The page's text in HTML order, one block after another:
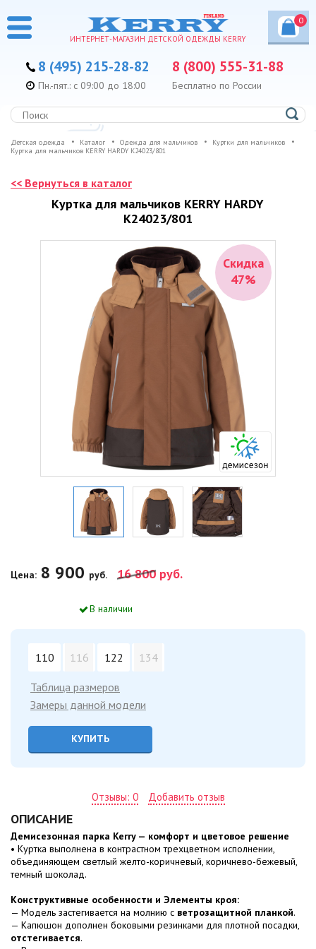
ИНТЕРНЕТ-МАГАЗИН ДЕТСКОЙ ОДЕЖДЫ KERRY
0
8 (495) 215-28-82 8 (800) 555-31-88
Бесплатно по России
Пн.-пят.: с 09:00 до 18:00
Детская одежда Каталог Одежда для мальчиков
Куртки для мальчиков
Куртка для мальчиков KERRY HARDY K24023/801
<< Вернуться в каталог
Куртка для мальчиков KERRY HARDY
K24023/801
Скидка
47%
Цена: 8 900 руб. 16 800 руб.
В наличии
110 116 122 134
Таблица размеров
Замеры данной модели
КУПИТЬ
Отзывы: 0 Добавить отзыв
ОПИСАНИЕ
Демисезонная парка Kerry — комфорт и цветовое решение
• Куртка выполнена в контрастном трехцветном исполнении,
объединяющем светлый желто-коричневый, коричнево-бежевый,
темный шоколад.
Конструктивные особенности и Элементы кроя:
— Модель застегивается на молнию с ветрозащитной планкой.
— Капюшон дополнен боковыми резинками для плотной посадки,
отстегивается.